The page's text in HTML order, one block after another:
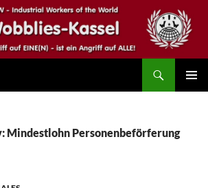
Mindestlohn Personenbeförferung